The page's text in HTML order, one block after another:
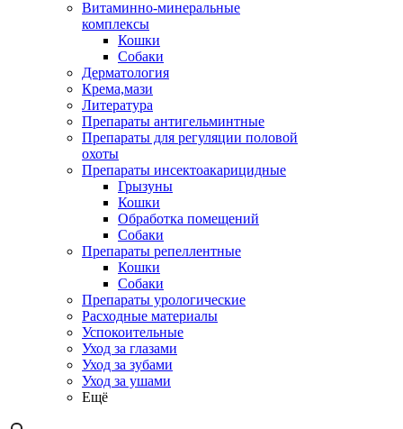
Витаминно-минеральные
комплексы
Кошки
Собаки
Дерматология
Крема,мази
Литература
Препараты антигельминтные
Препараты для регуляции половой
охоты
Препараты инсектоакарицидные
Грызуны
Кошки
Обработка помещений
Собаки
Препараты репеллентные
Кошки
Собаки
Препараты урологические
Расходные материалы
Успокоительные
Уход за глазами
Уход за зубами
Уход за ушами
Ещё